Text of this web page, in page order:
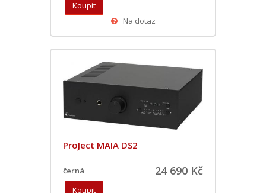
Na dotaz
ProJect MAIA DS2
černá 24 690 Kč